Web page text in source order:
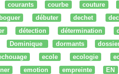
courants courbe couture
débuter dechet
détection détermination
Dominique dormants
ecole ecologie
emotion empreinte EN